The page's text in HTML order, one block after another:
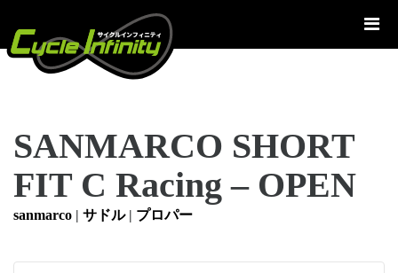
テ
SANMARCO SHORT
FIT C Racing – OPEN
sanmarco | サドル| プロパー